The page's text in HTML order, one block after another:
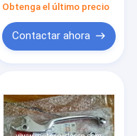
Obtenga el último precio
Contactar ahora